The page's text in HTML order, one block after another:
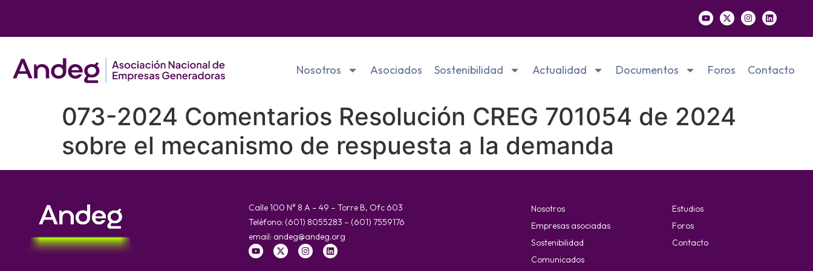
Nosotros Asociados Sostenibilidad Actualidad Documentos Foros Contacto
073-2024 Comentarios Resolución CREG 701054 de 2024
sobre el mecanismo de respuesta a la demanda
Calle 100 N° 8 A – 49 – Torre B, Ofc 603
Teléfono: (601) 8055283 – (601) 7559176
email: andeg@andeg.org
Nosotros
Empresas asociadas
Sostenibilidad
Comunicados
Estudios
Foros
Contacto